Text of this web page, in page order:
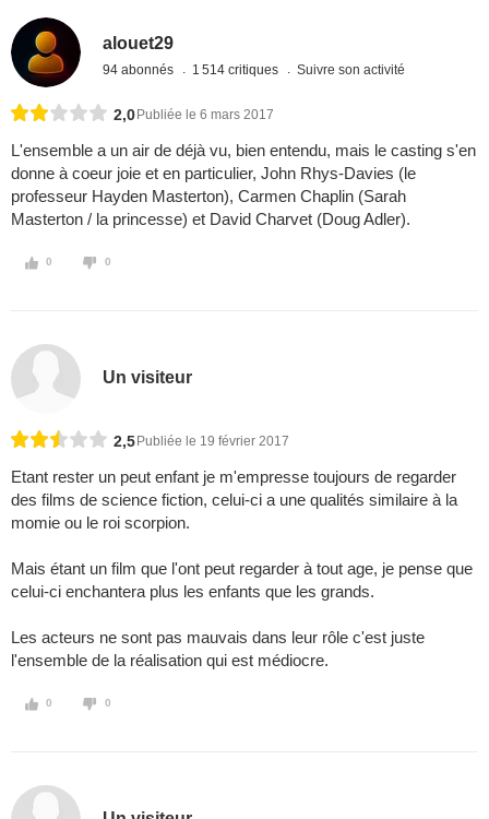
alouet29
94 abonnés 1 514 critiques Suivre son activité
2,0 Publiée le 6 mars 2017
L'ensemble a un air de déjà vu, bien entendu, mais le casting s'en
donne à coeur joie et en particulier, John Rhys-Davies (le
professeur Hayden Masterton), Carmen Chaplin (Sarah
Masterton / la princesse) et David Charvet (Doug Adler).
0 0
Un visiteur
2,5 Publiée le 19 février 2017
Etant rester un peut enfant je m'empresse toujours de regarder
des films de science fiction, celui-ci a une qualités similaire à la
momie ou le roi scorpion.
Mais étant un film que l'ont peut regarder à tout age, je pense que
celui-ci enchantera plus les enfants que les grands.
Les acteurs ne sont pas mauvais dans leur rôle c'est juste
l'ensemble de la réalisation qui est médiocre.
0 0